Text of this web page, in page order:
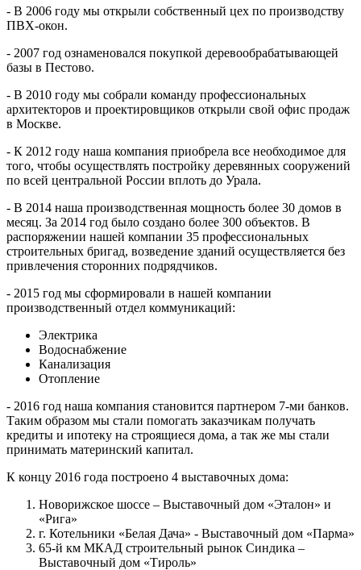
- В 2006 году мы открыли собственный цех по производству
ПВХ-окон.
- 2007 год ознаменовался покупкой деревообрабатывающей
базы в Пестово.
- В 2010 году мы собрали команду профессиональных
архитекторов и проектировщиков открыли свой офис продаж
в Москве.
- К 2012 году наша компания приобрела все необходимое для
того, чтобы осуществлять постройку деревянных сооружений
по всей центральной России вплоть до Урала.
- В 2014 наша производственная мощность более 30 домов в
месяц. За 2014 год было создано более 300 объектов. В
распоряжении нашей компании 35 профессиональных
строительных бригад, возведение зданий осуществляется без
привлечения сторонних подрядчиков.
- 2015 год мы сформировали в нашей компании
производственный отдел коммуникаций:
Электрика
Водоснабжение
Канализация
Отопление
- 2016 год наша компания становится партнером 7-ми банков.
Таким образом мы стали помогать заказчикам получать
кредиты и ипотеку на строящиеся дома, а так же мы стали
принимать материнский капитал.
К концу 2016 года построено 4 выставочных дома:
Новорижское шоссе – Выставочный дом «Эталон» и
«Рига»
г. Котельники «Белая Дача» - Выставочный дом «Парма»
65-й км МКАД строительный рынок Синдика –
Выставочный дом «Тироль»